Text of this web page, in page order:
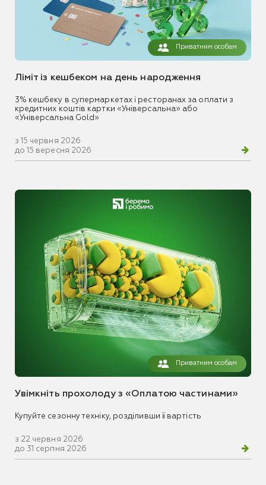
Приватним особам
Ліміт із кешбеком на день народження
3% кешбеку в супермаркетах і ресторанах за оплати з
кредитних коштів картки «Універсальна» або
«Універсальна Gold»
з 15 червня 2026
до 15 вересня 2026
Приватним особам
Увімкніть прохолоду з «Оплатою частинами»
Купуйте сезонну техніку, розділивши її вартість
з 22 червня 2026
до 31 серпня 2026